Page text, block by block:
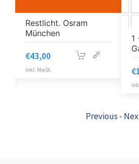
Restlicht. Osram
München
€43,00
inkl. MwSt.
1
€
Previous -